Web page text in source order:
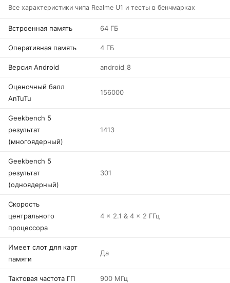
Все характеристики чипа Realme U1 и тесты в бенчмарках
Встроенная память 64 ГБ
Оперативная память 4 ГБ
Версия Android android_8
Оценочный балл
AnTuTu
156000
Geekbench 5
результат
(многоядерный)
1413
Geekbench 5
результат
(одноядерный)
301
Скорость
центрального
процессора
4 x 2.1 & 4 x 2 ГГц
Имеет слот для карт
памяти
Да
Тактовая частота ГП 900 МГц